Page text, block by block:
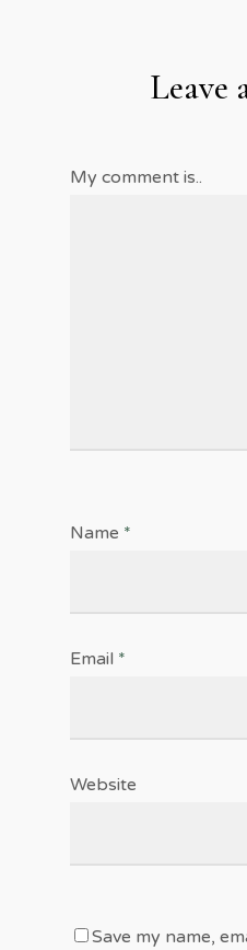
Leave
My comment is..
Name *
Email *
Website
Save my name,